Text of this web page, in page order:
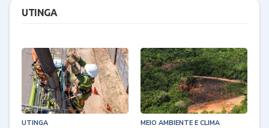
UTINGA
UTINGA MEIO AMBIENTE E CLIMA